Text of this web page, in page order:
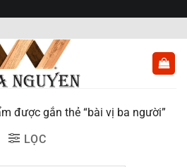
được gắn thẻ “bài vị ba người”
LỌC